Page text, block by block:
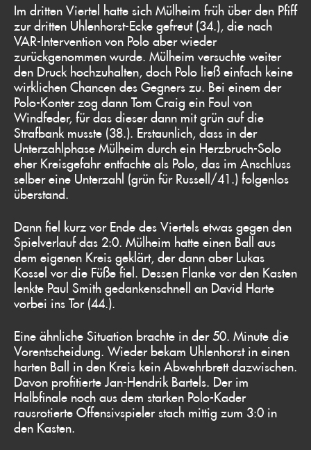
Im dritten Viertel hatte sich Mülheim früh über den Pfiff
zur dritten Uhlenhorst-Ecke gefreut (34.), die nach
VAR-Intervention von Polo aber wieder
zurückgenommen wurde. Mülheim versuchte weiter
den Druck hochzuhalten, doch Polo ließ einfach keine
wirklichen Chancen des Gegners zu. Bei einem der
Polo-Konter zog dann Tom Craig ein Foul von
Windfeder, für das dieser dann mit grün auf die
Strafbank musste (38.). Erstaunlich, dass in der
Unterzahlphase Mülheim durch ein Herzbruch-Solo
eher Kreisgefahr entfachte als Polo, das im Anschluss
selber eine Unterzahl (grün für Russell/41.) folgenlos
überstand.
Dann fiel kurz vor Ende des Viertels etwas gegen den
Spielverlauf das 2:0. Mülheim hatte einen Ball aus
dem eigenen Kreis geklärt, der dann aber Lukas
Kossel vor die Füße fiel. Dessen Flanke vor den Kasten
lenkte Paul Smith gedankenschnell an David Harte
vorbei ins Tor (44.).
Eine ähnliche Situation brachte in der 50. Minute die
Vorentscheidung. Wieder bekam Uhlenhorst in einen
harten Ball in den Kreis kein Abwehrbrett dazwischen.
Davon profitierte Jan-Hendrik Bartels. Der im
Halbfinale noch aus dem starken Polo-Kader
rausrotierte Offensivspieler stach mittig zum 3:0 in
den Kasten.